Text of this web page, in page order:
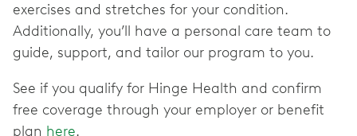
exercises and stretches for your condition.
Additionally, you’ll have a personal care team to
guide, support, and tailor our program to you.
See if you qualify for Hinge Health and confirm
free coverage through your employer or benefit
plan here.